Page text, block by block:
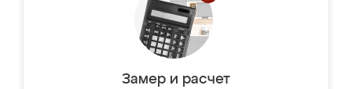
Замер и расчет